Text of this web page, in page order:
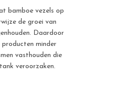
bamboe vezels op
de groei van
Daardoor
producten minder
vasthouden die
veroorzaken.